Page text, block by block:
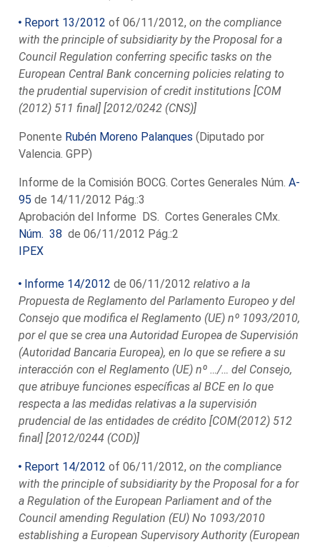
Report 13/2012 of 06/11/2012, on the compliance
with the principle of subsidiarity by the Proposal for a
Council Regulation conferring specific tasks on the
European Central Bank concerning policies relating to
the prudential supervision of credit institutions [COM
(2012) 511 final] [2012/0242 (CNS)]
Ponente Rubén Moreno Palanques (Diputado por
Valencia. GPP)
Informe de la Comisión BOCG. Cortes Generales Núm.A-
95 de 14/11/2012 Pág.:3
Aprobación del Informe DS. Cortes Generales CMx.
Núm. 38 de 06/11/2012 Pág.:2
IPEX
Informe 14/2012 de 06/11/2012 relativo a la
Propuesta de Reglamento del Parlamento Europeo y del
Consejo que modifica el Reglamento (UE) nº 1093/2010,
por el que se crea una Autoridad Europea de Supervisión
(Autoridad Bancaria Europea), en lo que se refiere a su
interacción con el Reglamento (UE) nº …/… del Consejo,
que atribuye funciones específicas al BCE en lo que
respecta a las medidas relativas a la supervisión
prudencial de las entidades de crédito [COM(2012) 512
final] [2012/0244 (COD)]
Report 14/2012 of 06/11/2012, on the compliance
with the principle of subsidiarity by the Proposal for a for
a Regulation of the European Parliament and of the
Council amending Regulation (EU) No 1093/2010
establishing a European Supervisory Authority (European